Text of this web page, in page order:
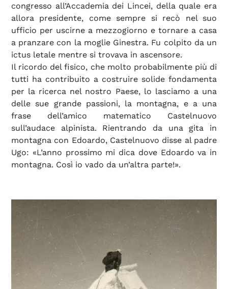
congresso all’Accademia dei Lincei, della quale era
allora presidente, come sempre si recò nel suo
ufficio per uscirne a mezzogiorno e tornare a casa
a pranzare con la moglie Ginestra. Fu colpito da un
ictus letale mentre si trovava in ascensore.
Il ricordo del fisico, che molto probabilmente più di
tutti ha contribuito a costruire solide fondamenta
per la ricerca nel nostro Paese, lo lasciamo a una
delle sue grande passioni, la montagna, e a una
frase dell’amico matematico Castelnuovo
sull’audace alpinista. Rientrando da una gita in
montagna con Edoardo, Castelnuovo disse al padre
Ugo: «L’anno prossimo mi dica dove Edoardo va in
montagna. Così io vado da un’altra parte!».